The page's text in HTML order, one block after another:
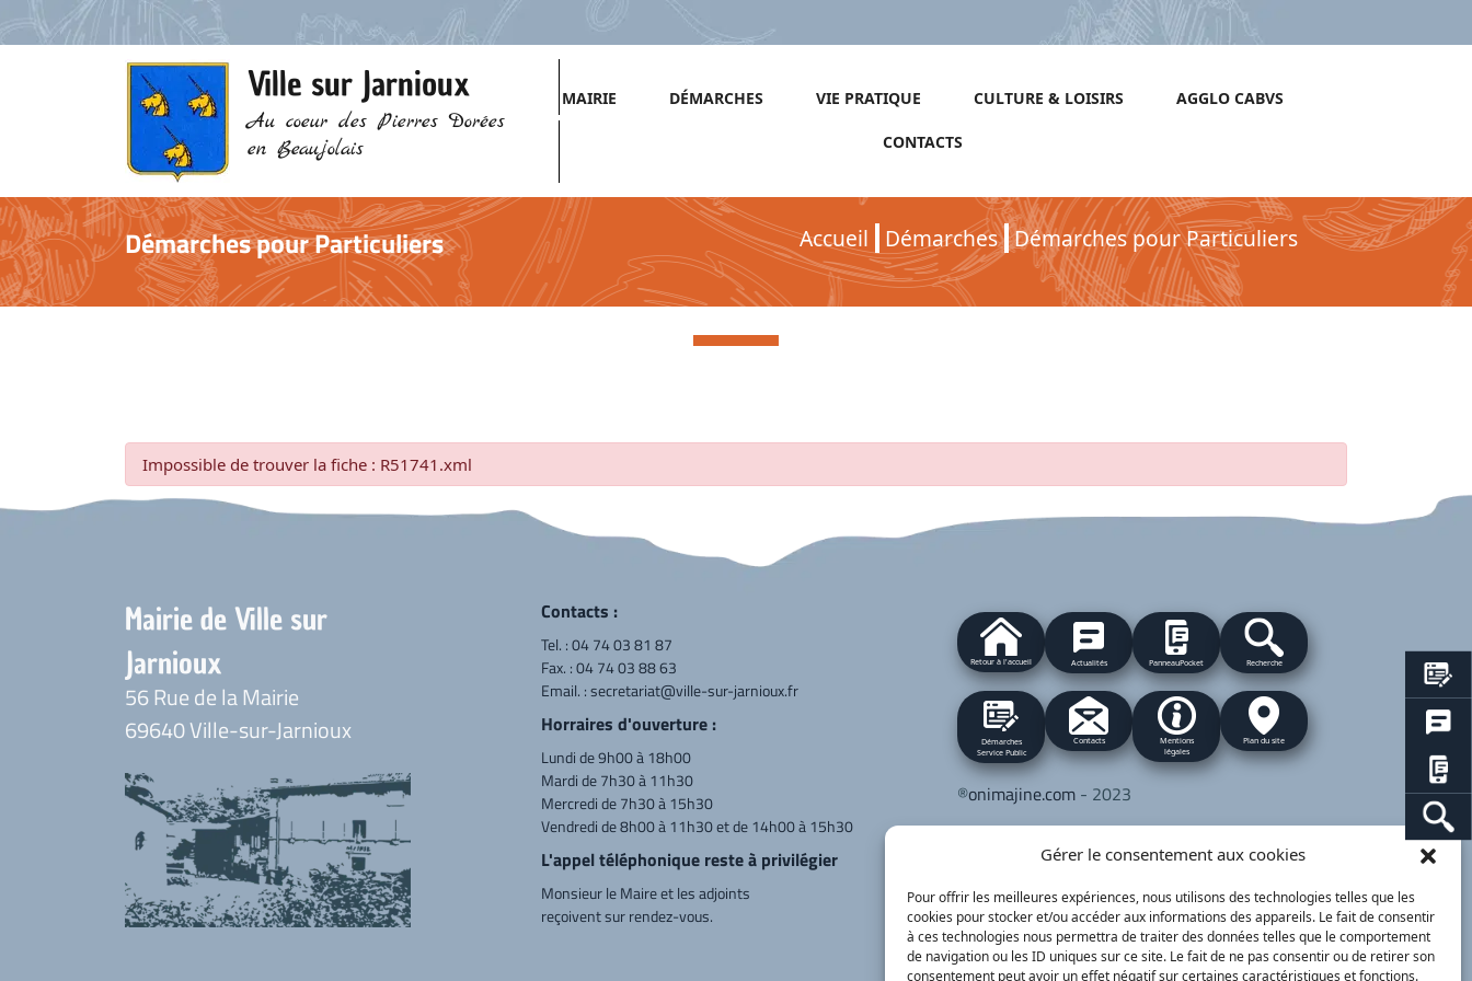
Gérer le consentement aux cookies
Pour offrir les meilleures expériences, nous utilisons des technologies telles que les
cookies pour stocker et/ou accéder aux informations des appareils. Le fait de consentir
à ces technologies nous permettra de traiter des données telles que le comportement
de navigation ou les ID uniques sur ce site. Le fait de ne pas consentir ou de retirer son
consentement peut avoir un effet négatif sur certaines caractéristiques et fonctions.
Ville sur Jarnioux
Au coeur des Pierres Dorées
en Beaujolais
MAIRIE DÉMARCHES VIE PRATIQUE CULTURE & LOISIRS AGGLO CABVS
CONTACTS
Démarches pour Particuliers Accueil Démarches Démarches pour Particuliers
Démarches pour Particuliers
Impossible de trouver la fiche : R51741.xml
Mairie de Ville sur
Jarnioux
56 Rue de la Mairie
69640 Ville-sur-Jarnioux
Contacts :
Tel. :04 74 03 81 87
Fax. : 04 74 03 88 63
Email. :secretariat@ville-sur-jarnioux.fr
Horraires d'ouverture :
Lundi de 9h00 à 18h00
Mardi de 7h30 à 11h30
Mercredi de 7h30 à 15h30
Vendredi de 8h00 à 11h30 et de 14h00 à 15h30
L'appel téléphonique reste à privilégier
Monsieur le Maire et les adjoints
reçoivent sur rendez-vous.
Retour à l'accueil Actualités PanneauPocket Recherche
Démarches
Service Public
Contacts
Mentions
légales
Plan du site
®onimajine.com - 2023
Valérie BLET -blet.valerie@orange.fr- 06 84 05
04 01